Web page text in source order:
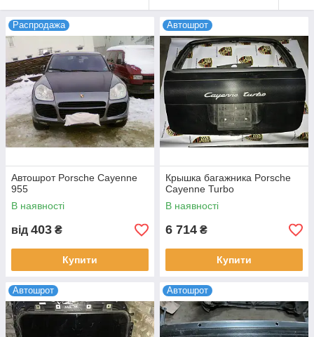
Распродажа
Автошрот Porsche Cayenne
955
В наявності
від 403 ₴
Купити
Автошрот
Крышка багажника Porsche
Cayenne Turbo
В наявності
6 714 ₴
Купити
Автошрот Автошрот